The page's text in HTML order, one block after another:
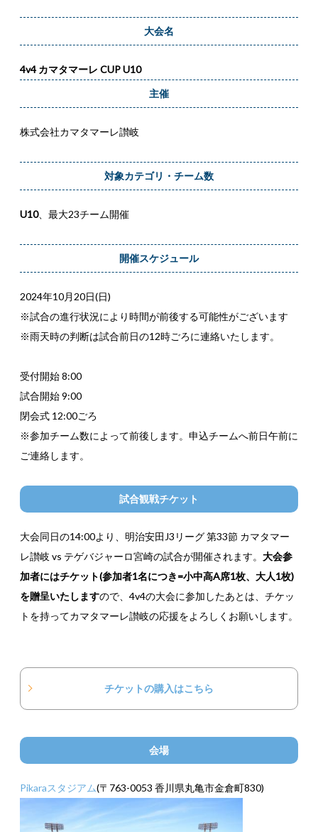
大会名
4v4 カマタマーレ CUP U10
主催
株式会社カマタマーレ讃岐
対象カテゴリ・チーム数
U10、最大23チーム開催
開催スケジュール
2024年10月20日(日)
※試合の進行状況により時間が前後する可能性がございます
※雨天時の判断は試合前日の12時ごろに連絡いたします。
受付開始 8:00
試合開始 9:00
閉会式 12:00ごろ
※参加チーム数によって前後します。申込チームへ前日午前に
ご連絡します。
試合観戦チケット
大会同日の14:00より、明治安田J3リーグ 第33節 カマタマー
レ讃岐 vs テゲバジャーロ宮崎の試合が開催されます。 大会参
加者にはチケット(参加者1名につき=小中高A席1枚、大人1枚)
を贈呈いたしますので、4v4の大会に参加したあとは、チケッ
トを持ってカマタマーレ讃岐の応援をよろしくお願いします。
チケットの購入はこちら
会場
Pikaraスタジアム(〒763-0053 香川県丸亀市金倉町830)